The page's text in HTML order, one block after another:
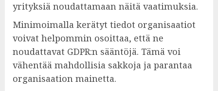
yrityksiä noudattamaan näitä vaatimuksia.
Minimoimalla kerätyt tiedot organisaatiot
voivat helpommin osoittaa, että ne
noudattavat GDPR:n sääntöjä. Tämä voi
vähentää mahdollisia sakkoja ja parantaa
organisaation mainetta.